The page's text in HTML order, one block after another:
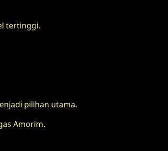
tertinggi.
pilihan utama.
Amorim.